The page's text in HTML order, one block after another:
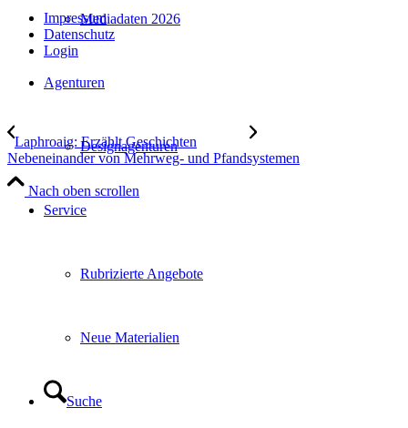
Mediadaten 2026
Agenturen
Designagenturen
Service
Rubrizierte Angebote
Neue Materialien
Suche
Impressum
Datenschutz
Login
Laphroaig: Erzählt Geschichten
Nebeneinander von Mehrweg- und Pfandsystemen
Nach oben scrollen